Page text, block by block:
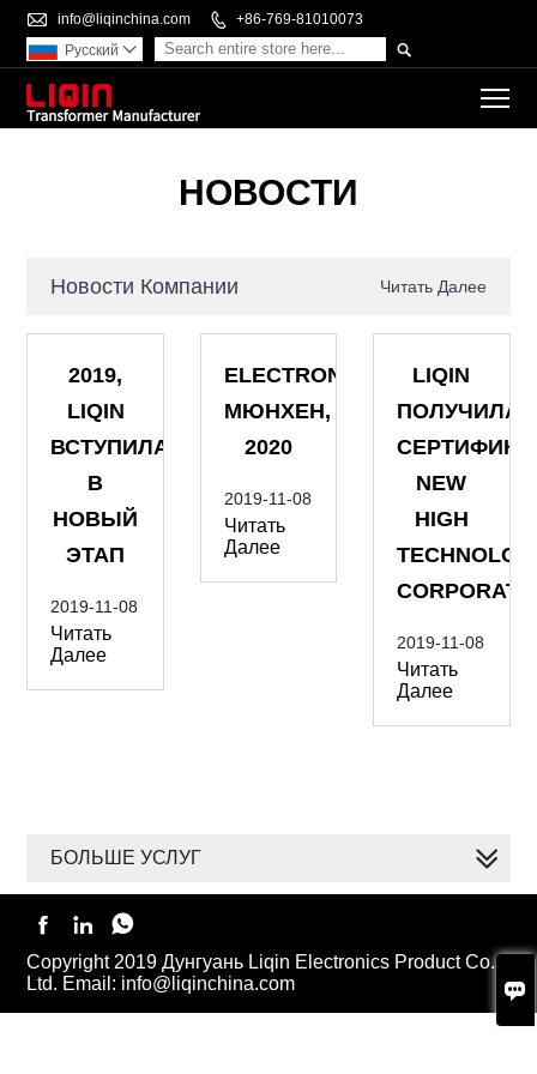

 info@liqinchina.com  +86-769-81010073

Pусский 
HОВОСТИ
Новости Компании Читать Далее
2019,
LIQIN
ВСТУПИЛА
В
НОВЫЙ
ЭТАП
2019-11-08
Читать
Далее
ELECTRONICA
МЮНХЕН,
2020
2019-11-08
Читать
Далее
LIQIN
ПОЛУЧИЛА
NEW
HIGH
2019-11-08
Читать
Далее
БОЛЬШЕ УСЛУГ
  
Copyright 2019 Дунгуань Liqin Electronics Product Co.,
Ltd. Email: info@liqinchina.com